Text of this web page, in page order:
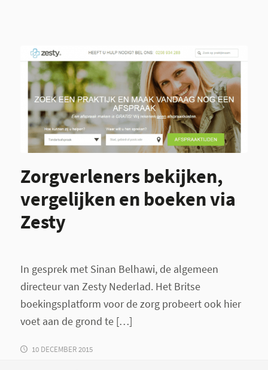
Zorgverleners bekijken,
vergelijken en boeken via
Zesty
In gesprek met Sinan Belhawi, de algemeen
directeur van Zesty Nederlad. Het Britse
boekingsplatform voor de zorg probeert ook hier
voet aan de grond te […]
10 DECEMBER 2015